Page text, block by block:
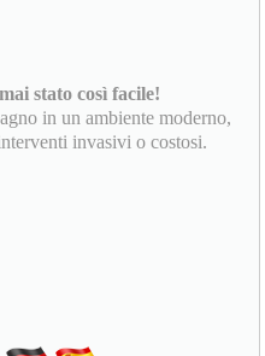
stato così facile!
in un ambiente moderno,
invasivi o costosi.